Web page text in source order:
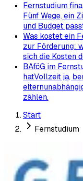
Fernstudium
Fünf Wege, ein
und Budget
Was kostet ein
zur Förderung:
sich die Kosten
BAföG im
hatVollzeit ja,
zählen.
Start
Fernstudium